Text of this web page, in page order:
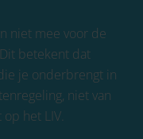
niet mee voor de
betekent dat
je onderbrengt in
niet van
het LIV.